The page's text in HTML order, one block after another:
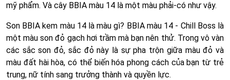
mỹ phẩm. Và cây BBIA màu 14 là một màu phải-có như vậy.
Son BBIA kem màu 14 là màu gì? BBIA màu 14 - Chill Boss là
một màu son đỏ gạch hơi trầm mà bạn nên thử. Trong vô vàn
các sắc son đỏ, sắc đỏ này là sự pha trộn giữa màu đỏ và
màu đất hài hòa, có thể biến hóa phong cách của bạn từ trẻ
trung, nữ tính sang trưởng thành và quyền lực.